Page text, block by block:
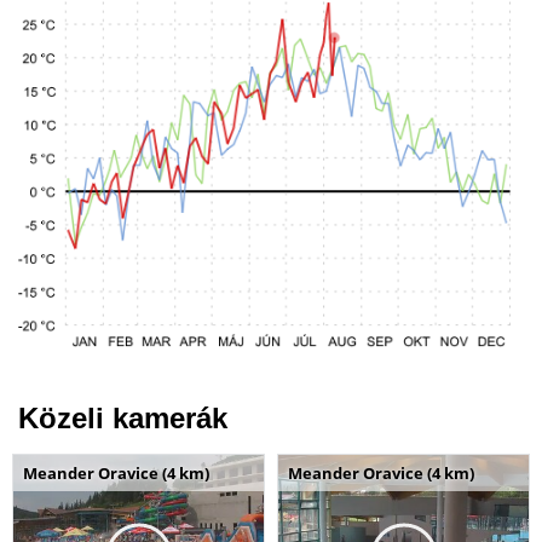
Közeli kamerák
Meander Oravice (4 km) Meander Oravice (4 km)